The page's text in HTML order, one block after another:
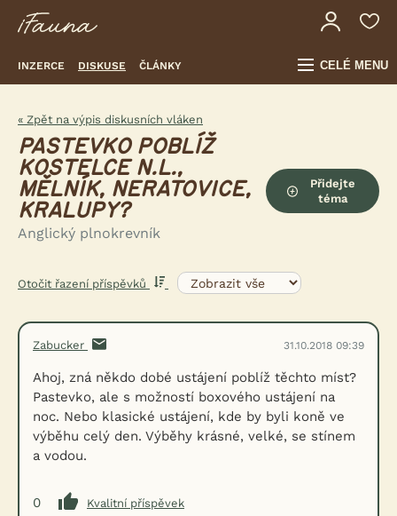
INZERCE DISKUSE ČLÁNKY CELÉ MENU
« Zpět na výpis diskusních vláken
PASTEVKO POBLÍŽ
KOSTELCE N.L.,
MĚLNÍK, NERATOVICE,
KRALUPY?
Anglický plnokrevník
Přidejte
téma
Otočit řazení příspěvků
Zabucker 31.10.2018 09:39
Ahoj, zná někdo dobé ustájení poblíž těchto míst?
Pastevko, ale s možností boxového ustájení na
noc. Nebo klasické ustájení, kde by byli koně ve
výběhu celý den. Výběhy krásné, velké, se stínem
a vodou.
0
Kvalitní příspěvek